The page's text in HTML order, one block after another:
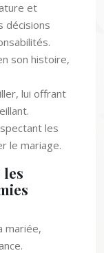
et
décisions
son histoire,
lui offrant
les
le mariage.
mariée,